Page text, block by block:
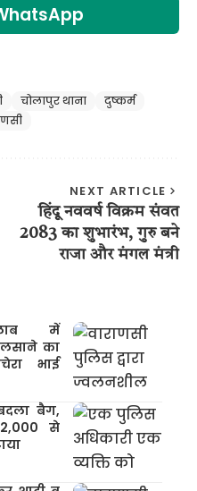
चोलापुर थाना
दुष्कर्म
NEXT ARTICLE
हिंदू नववर्ष विक्रम संवत
2083 का शुभारंभ, गुरु बने
राजा और मंगल मंत्री
में
का
भाई
बैग,
से